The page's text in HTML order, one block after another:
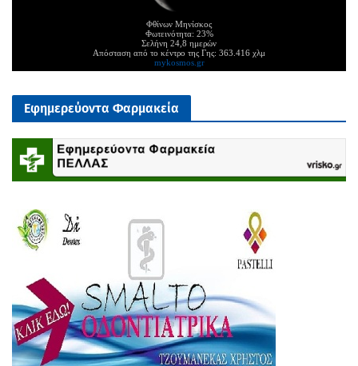
Φθίνων Μηνίσκος
Φωτεινότητα: 23%
Σελήνη 24,8 ημερών
Απόσταση από το κέντρο της Γης: 363.416 χλμ
mykosmos.gr
Εφημερεύοντα Φαρμακεία